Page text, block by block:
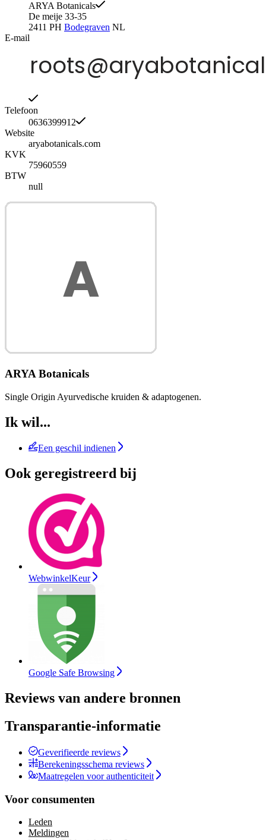
ARYA Botanicals
De meije 33-35
2411 PH Bodegraven NL
E-mail
Telefoon
0636399912
Website
aryabotanicals.com
KVK
75960559
BTW
null
ARYA Botanicals
Single Origin Ayurvedische kruiden & adaptogenen.
Ik wil...
Een geschil indienen
Ook geregistreerd bij
WebwinkelKeur
Google Safe Browsing
Reviews van andere bronnen
Transparantie-informatie
Geverifieerde reviews
Berekeningsschema reviews
Maatregelen voor authenticiteit
Voor consumenten
Leden
Meldingen